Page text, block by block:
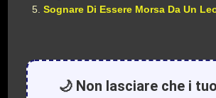
Sognare Di Essere Morsa Da Un
🌙 Non lasciare che i